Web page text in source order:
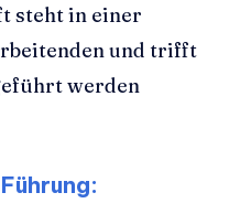
steht in einer
und trifft
werden